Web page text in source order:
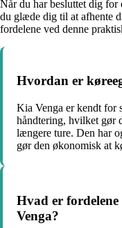
Når du har besluttet dig for
du glæde dig til at afhente
fordelene ved denne
Hvordan er
Kia Venga er kendt for
håndtering, hvilket gør
længere ture. Den har
gør den økonomisk at
Hvad er
Venga?